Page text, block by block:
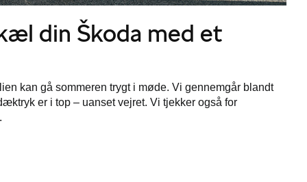
din Škoda med et
kan gå sommeren trygt i møde. Vi gennemgår blandt
er i top – uanset vejret. Vi tjekker også for